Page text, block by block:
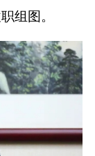
组图。